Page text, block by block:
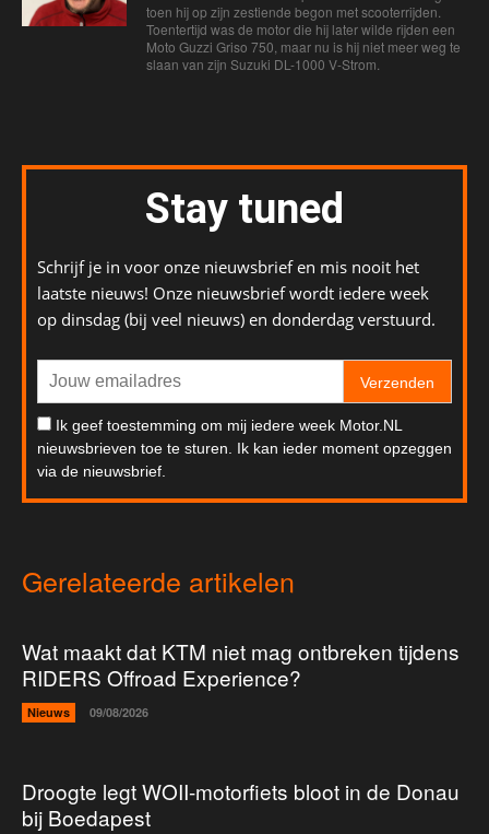
toen hij op zijn zestiende begon met scooterrijden.
Toentertijd was de motor die hij later wilde rijden een
Moto Guzzi Griso 750, maar nu is hij niet meer weg te
slaan van zijn Suzuki DL-1000 V-Strom.
Stay tuned
Schrijf je in voor onze nieuwsbrief en mis nooit het
laatste nieuws! Onze nieuwsbrief wordt iedere week
op dinsdag (bij veel nieuws) en donderdag verstuurd.
Verzenden
Ik geef toestemming om mij iedere week Motor.NL
nieuwsbrieven toe te sturen. Ik kan ieder moment opzeggen
via de nieuwsbrief.
Gerelateerde artikelen
Wat maakt dat KTM niet mag ontbreken tijdens
RIDERS Offroad Experience?
Nieuws 09/08/2026
Droogte legt WOII-motorfiets bloot in de Donau
bij Boedapest